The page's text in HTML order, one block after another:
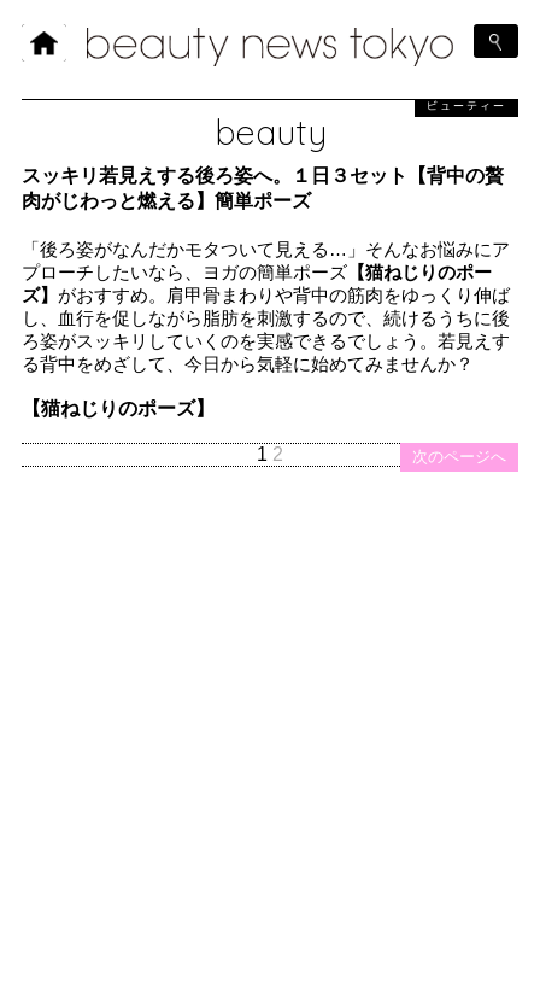
beauty
ビューティー
スッキリ若見えする後ろ姿へ。１日３セット【背中の贅
肉がじわっと燃える】簡単ポーズ
「後ろ姿がなんだかモタついて見える…」そんなお悩みにア
プローチしたいなら、ヨガの簡単ポーズ 【猫ねじりのポー
ズ】 がおすすめ。肩甲骨まわりや背中の筋肉をゆっくり伸ば
し、血行を促しながら脂肪を刺激するので、続けるうちに後
ろ姿がスッキリしていくのを実感できるでしょう。若見えす
る背中をめざして、今日から気軽に始めてみませんか？
【猫ねじりのポーズ】
次のページへ
1 2